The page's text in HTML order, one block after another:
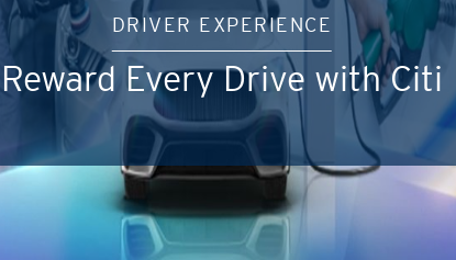
DRIVER EXPERIENCE
Reward Every Drive with Citi
인기지역